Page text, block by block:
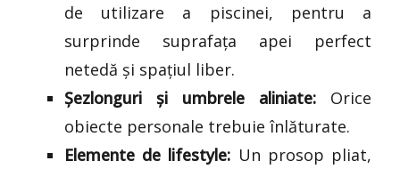
de utilizare a piscinei, pentru a
surprinde suprafața apei perfect
netedă și spațiul liber.
Șezlonguri și umbrele aliniate: Orice
obiecte personale trebuie înlăturate.
Elemente de lifestyle: Un prosop pliat,